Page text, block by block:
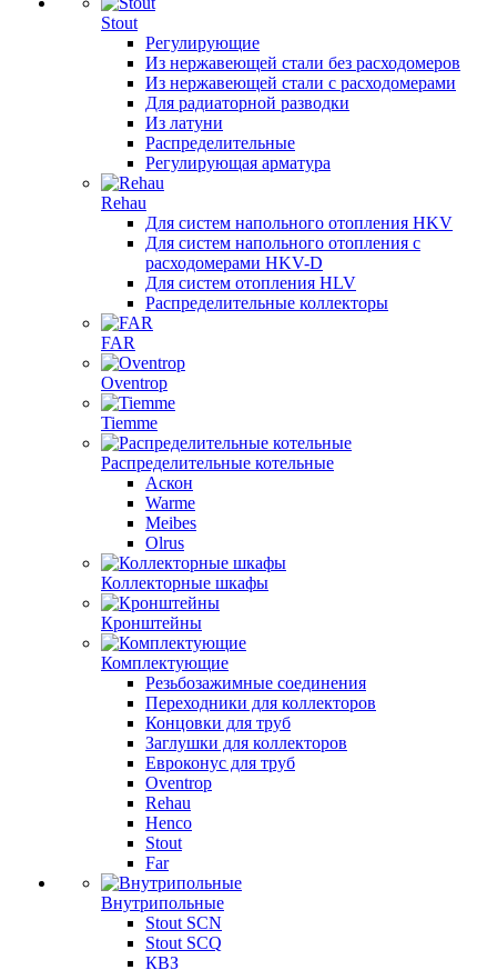
Stout
Регулирующие
Из нержавеющей стали без расходомеров
Из нержавеющей стали с расходомерами
Для радиаторной разводки
Из латуни
Распределительные
Регулирующая арматура
Rehau
Для систем напольного отопления HKV
Для систем напольного отопления с
расходомерами HKV-D
Для систем отопления HLV
Распределительные коллекторы
FAR
Oventrop
Tiemme
Распределительные котельные
Аскон
Warme
Meibes
Olrus
Коллекторные шкафы
Кронштейны
Комплектующие
Резьбозажимные соединения
Переходники для коллекторов
Концовки для труб
Заглушки для коллекторов
Евроконус для труб
Oventrop
Rehau
Henco
Stout
Far
Внутрипольные
Stout SCN
Stout SCQ
КВЗ